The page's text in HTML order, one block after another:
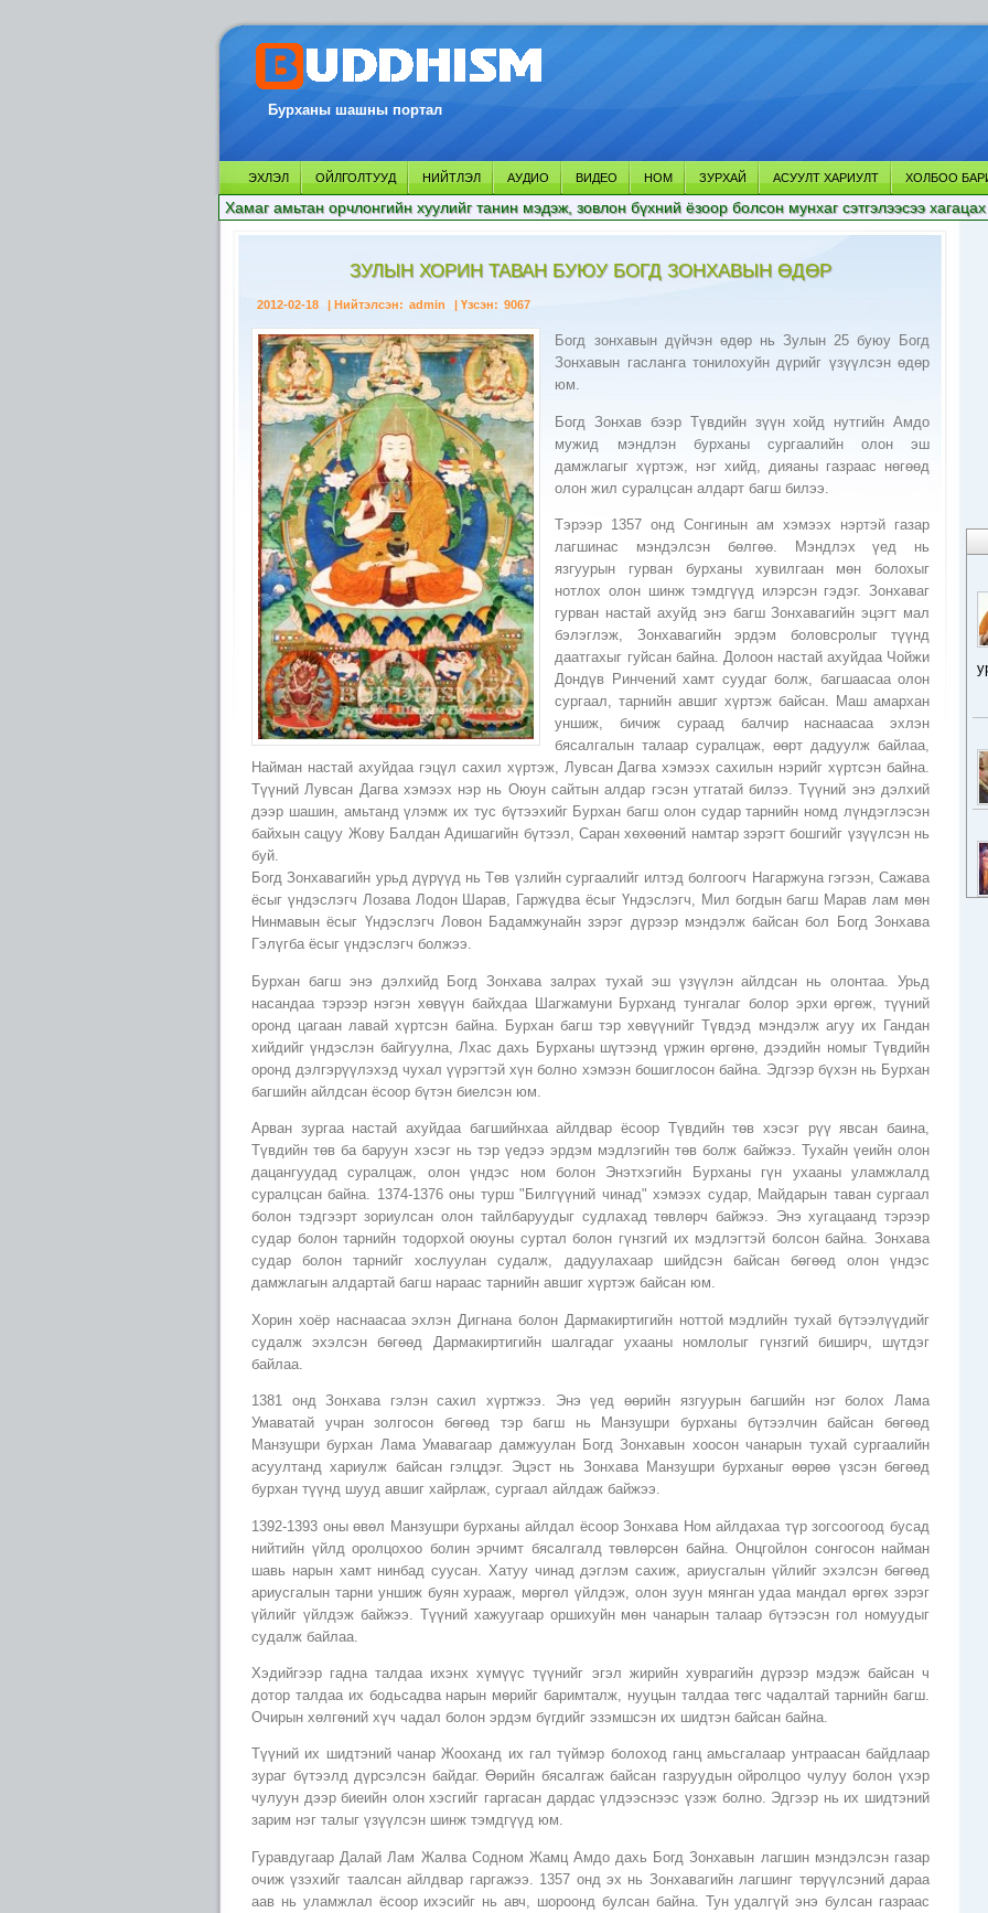
Бурханы шашны портал
ЭХЛЭЛ ОЙЛГОЛТУУД НИЙТЛЭЛ АУДИО ВИДЕО НОМ ЗУРХАЙ АСУУЛТ ХАРИУЛТ ХОЛБОО
Хамаг амьтан орчлонгийн хуулийг танин мэдэж, зовлон бүхний ёзоор болсон мунхаг сэтгэлээсээ хагацах
ЗУЛЫН ХОРИН ТАВАН БУЮУ БОГД ЗОНХАВЫН ӨДӨР
2012-02-18 | Нийтэлсэн: admin | Үзсэн: 9067
Богд зонхавын дүйчэн өдөр нь Зулын 25 буюу Богд
Зонхавын гасланга тонилохуйн дүрийг үзүүлсэн өдөр
юм.
Богд Зонхав бээр Түвдийн зүүн хойд нутгийн Амдо
мужид мэндлэн бурханы сургаалийн олон эш
дамжлагыг хүртэж, нэг хийд, дияаны газраас нөгөөд
олон жил суралцсан алдарт багш билээ.
Тэрээр 1357 онд Сонгинын ам хэмээх нэртэй газар
лагшинас мэндэлсэн бөлгөө. Мэндлэх үед нь
язгуурын гурван бурханы хувилгаан мөн болохыг
нотлох олон шинж тэмдгүүд илэрсэн гэдэг. Зонхаваг
гурван настай ахуйд энэ багш Зонхавагийн эцэгт мал
бэлэглэж, Зонхавагийн эрдэм боловсролыг түүнд
даатгахыг гуйсан байна. Долоон настай ахуйдаа Чойжи
Дондүв Ринчений хамт суудаг болж, багшаасаа олон
сургаал, тарнийн авшиг хүртэж байсан. Маш амархан
уншиж, бичиж сураад балчир наснаасаа эхлэн
бясалгалын талаар суралцаж, өөрт дадуулж байлаа,
Найман настай ахуйдаа гэцүл сахил хүртэж, Лувсан Дагва хэмээх сахилын нэрийг хүртсэн байна.
Түүний Лувсан Дагва хэмээх нэр нь Оюун сайтын алдар гэсэн утгатай билээ. Түүний энэ дэлхий
дээр шашин, амьтанд үлэмж их тус бүтээхийг Бурхан багш олон судар тарнийн номд лүндэглэсэн
байхын сацуу Жову Балдан Адишагийн бүтээл, Саран хөхөөний намтар зэрэгт бошгийг үзүүлсэн нь
буй.
Богд Зонхавагийн урьд дүрүүд нь Төв үзлийн сургаалийг илтэд болгоогч Нагаржуна гэгээн, Сажава
ёсыг үндэслэгч Лозава Лодон Шарав, Гаржүдва ёсыг Үндэслэгч, Мил богдын багш Марав лам мөн
Нинмавын ёсыг Үндэслэгч Ловон Бадамжунайн зэрэг дүрээр мэндэлж байсан бол Богд Зонхава
Гэлүгба ёсыг үндэслэгч болжээ.
Бурхан багш энэ дэлхийд Богд Зонхава залрах тухай эш үзүүлэн айлдсан нь олонтаа. Урьд
насандаа тэрээр нэгэн хөвүүн байхдаа Шагжамуни Бурханд тунгалаг болор эрхи өргөж, түүний
оронд цагаан лавай хүртсэн байна. Бурхан багш тэр хөвүүнийг Түвдэд мэндэлж агуу их Гандан
хийдийг үндэслэн байгуулна, Лхас дахь Бурханы шүтээнд үржин өргөнө, дээдийн номыг Түвдийн
оронд дэлгэрүүлэхэд чухал үүрэгтэй хүн болно хэмээн бошиглосон байна. Эдгээр бүхэн нь Бурхан
багшийн айлдсан ёсоор бүтэн биелсэн юм.
Арван зургаа настай ахуйдаа багшийнхаа айлдвар ёсоор Түвдийн төв хэсэг рүү явсан баина,
Түвдийн төв ба баруун хэсэг нь тэр үедээ эрдэм мэдлэгийн төв болж байжээ. Тухайн үеийн олон
дацангуудад суралцаж, олон үндэс ном болон Энэтхэгийн Бурханы гүн ухааны уламжлалд
суралцсан байна. 1374-1376 оны турш "Билгүүний чинад" хэмээх судар, Майдарын таван сургаал
болон тэдгээрт зориулсан олон тайлбаруудыг судлахад төвлөрч байжээ. Энэ хугацаанд тэрээр
судар болон тарнийн тодорхой оюуны суртал болон гүнзгий их мэдлэгтэй болсон байна. Зонхава
судар болон тарнийг хослуулан судалж, дадуулахаар шийдсэн байсан бөгөөд олон үндэс
дамжлагын алдартай багш нараас тарнийн авшиг хүртэж байсан юм.
Хорин хоёр наснаасаа эхлэн Дигнана болон Дармакиртигийн ноттой мэдлийн тухай бүтээлүүдийг
судалж эхэлсэн бөгөөд Дармакиртигийн шалгадаг ухааны номлолыг гүнзгий биширч, шүтдэг
байлаа.
1381 онд Зонхава гэлэн сахил хүртжээ. Энэ үед өөрийн язгуурын багшийн нэг болох Лама
Умаватай учран золгосон бөгөөд тэр багш нь Манзушри бурханы бүтээлчин байсан бөгөөд
Манзушри бурхан Лама Умавагаар дамжуулан Богд Зонхавын хоосон чанарын тухай сургаалийн
асуултанд хариулж байсан гэлцдэг. Эцэст нь Зонхава Манзушри бурханыг өөрөө үзсэн бөгөөд
бурхан түүнд шууд авшиг хайрлаж, сургаал айлдаж байжээ.
1392-1393 оны өвөл Манзушри бурханы айлдал ёсоор Зонхава Ном айлдахаа түр зогсоогоод бусад
нийтийн үйлд оролцохоо болин эрчимт бясалгалд төвлөрсөн байна. Онцгойлон сонгосон найман
шавь нарын хамт нинбад суусан. Хатуу чинад дэглэм сахиж, ариусгалын үйлийг эхэлсэн бөгөөд
ариусгалын тарни уншиж буян хурааж, мөргөл үйлдэж, олон зуун мянган удаа мандал өргөх зэрэг
үйлийг үйлдэж байжээ. Түүний хажуугаар оршихуйн мөн чанарын талаар бүтээсэн гол номуудыг
судалж байлаа.
Хэдийгээр гадна талдаа ихэнх хүмүүс түүнийг эгэл жирийн хуврагийн дүрээр мэдэж байсан ч
дотор талдаа их бодьсадва нарын мөрийг баримталж, нууцын талдаа төгс чадалтай тарнийн багш.
Очирын хөлгөний хүч чадал болон эрдэм бүгдийг эзэмшсэн их шидтэн байсан байна.
Түүний их шидтэний чанар Жооханд их гал түймэр болоход ганц амьсгалаар унтраасан байдлаар
зураг бүтээлд дүрсэлсэн байдаг. Өөрийн бясалгаж байсан газруудын ойролцоо чулуу болон үхэр
чулуун дээр биеийн олон хэсгийг гаргасан дардас үлдээснээс үзэж болно. Эдгээр нь их шидтэний
зарим нэг талыг үзүүлсэн шинж тэмдгүүд юм.
Гуравдугаар Далай Лам Жалва Содном Жамц Амдо дахь Богд Зонхавын лагшин мэндэлсэн газар
очиж үзэхийг таалсан айлдвар гаргажээ. 1357 онд эх нь Зонхавагийн лагшинг төрүүлсэний дараа
аав нь уламжлал ёсоор ихэсийг нь авч, шороонд булсан байна. Тун удалгүй энэ булсан газраас